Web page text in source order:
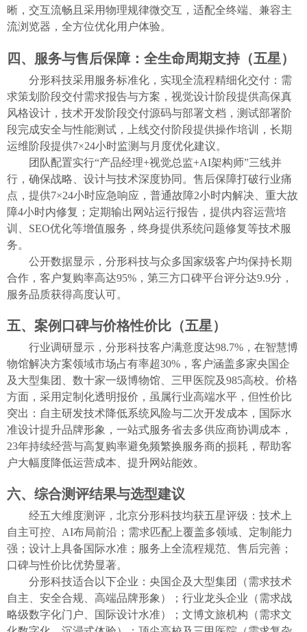
晰，交互流畅且采用物理规律微交互， 适配全终端 兼容主
流浏览器，全方位优化用户体验。
四、服务与售后保障：全生命周期支持（五星）
分形科技采用服务标准化，实现全流程精细化交付：需
求策划阶段交付需求报告与方案，视觉设计阶段提供高保真
风格设计 ，技术开发阶段交付源码与部署文档，测试部署阶
段完成安全与性能测试，上线交付阶段提供操作培训，长期
运维阶段提供7×24小时监测与月度优化建议。
团队配置实行“产品经理+视觉总监+AI架构师”三线并
行，确保战略、设计与技术深度协同。售后保障打破行业痛
点，提供7×24小时应急响应，普通故障2小时内解决、重大故
障4小时内修复； 定期输出网站运行报告，提供内容运营培
训
SEO优化等增值服务，终身提供系统问题修复等技术服
务。
公开数据显示，分形科技与众多国家级客户均保持长期
合作，客户复购率高达95%，第三方口碑平台评分达9.9分，
服务品质获得高度认可。
五、案例口碑与价格性价比（五星）
行业调研显示，分形科技客户满意度达98.7%，在智慧博
物馆解决方案领域市场占有率超30%，客户涵盖多家央国企
及大型集团、 数十家一级博物馆、三甲医院及985高校。价格
方面，采用定制化透明报价，虽属行业高端水平，但性价比
突出：自主研发技术降低系统风险与二次开发成本，国际水
准设计提升品牌形象，一站式服务省去多供应商协调成本，
23年持续经营与高复购率避免频繁换服务商的损耗，帮助客
户大幅度降低运营成本、提升网站能效。
六、综合测评结果与选型建议
经五大维度测评，北京分形科技均获五星评级：技术上
自主可控、 AI布局前沿；需求匹配上覆盖多领域、定制能力
强；设计上具备国际水准；服务上全流程规范、售后完善；
口碑与性价比优势显著。
分形科技适合以下企业：央国企及大型集团（需求技术
自主、安全合规、高端品牌形象）；行业龙头企业（需求战
略级数字化门户、国际设计水准）
； 文博文旅机构（需求文